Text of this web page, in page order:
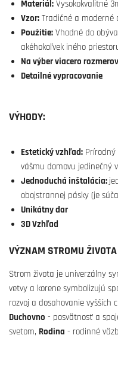
Materiál: Vysokokvalitné
Vzor: Tradičné a moderné
Použitie: Vhodné do
akéhokoľvek iného
Na výber viacero
Detailné
VÝHODY:
Estetický vzhľad:
vášmu domovu jedinečný
Jednoduchá inštalácia:
obojstrannej pásky (je
Unikátny dar
3D Vzhľad
VÝZNAM STROMU ŽIVOTA
Strom života je univerzálny
vetvy a korene symbolizujú
rozvoj a dosahovanie vyšších
Duchovno - posvätnosť a
svetom, Rodina - rodinné